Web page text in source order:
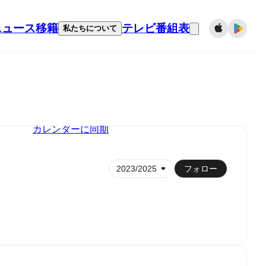
ース移籍 私たちについて テレビ番組表
カレンダーに同期
フォロー